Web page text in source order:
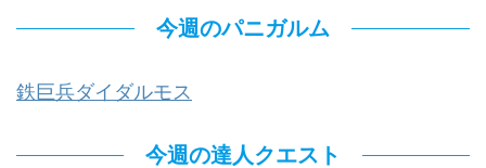
今週のパニガルム
鉄巨兵ダイダルモス
今週の達人クエスト